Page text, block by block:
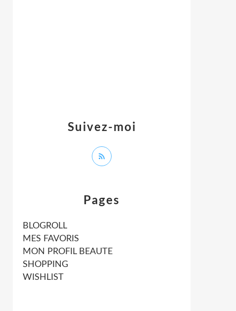
Pages
BLOGROLL
MES FAVORIS
MON PROFIL BEAUTE
SHOPPING
WISHLIST
Suivez-moi